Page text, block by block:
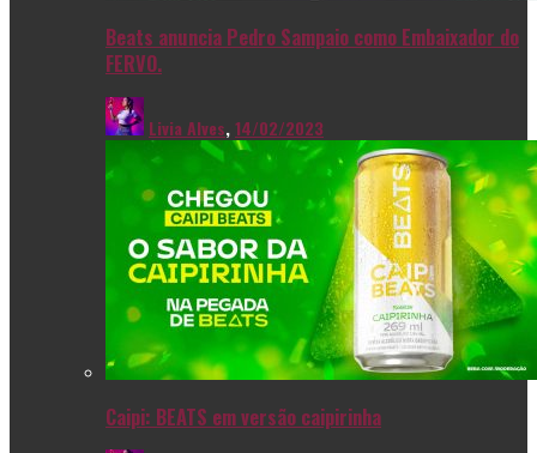
Beats anuncia Pedro Sampaio como Embaixador do
FERVO.
Livia Alves,14/02/2023
Caipi: BEATS em versão caipirinha